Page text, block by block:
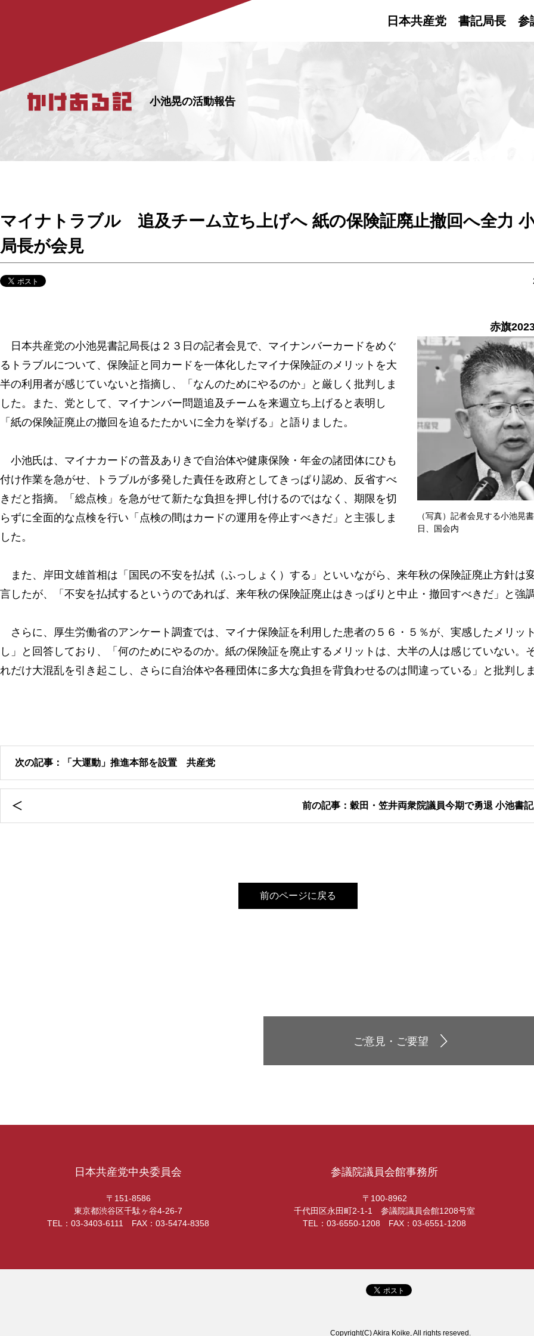
日本共産党 書記局長 参
小池晃の活動報告
マイナトラブル 追及チーム立ち上げへ 紙の保険証廃止撤回へ全力
局長が会見
赤旗
（写真）記者会見する小池晃
日、国会内
日本共産党の小池晃書記局長は２３日の記者会見で、マイナンバーカードをめぐ
るトラブルについて、保険証と同カードを一体化したマイナ保険証のメリットを大
半の利用者が感じていないと指摘し、「なんのためにやるのか」と厳しく批判しま
した。また、党として、マイナンバー問題追及チームを来週立ち上げると表明し
「紙の保険証廃止の撤回を迫るたたかいに全力を挙げる」と語りました。
小池氏は、マイナカードの普及ありきで自治体や健康保険・年金の諸団体にひも
付け作業を急がせ、トラブルが多発した責任を政府としてきっぱり認め、反省すべ
きだと指摘。「総点検」を急がせて新たな負担を押し付けるのではなく、期限を切
らずに全面的な点検を行い「点検の間はカードの運用を停止すべきだ」と主張しま
した。
また、岸田文雄首相は「国民の不安を払拭（ふっしょく）する」といいながら、来年秋の保険証廃止方針は
言したが、「不安を払拭するというのであれば、来年秋の保険証廃止はきっぱりと中止・撤回すべきだ」と強
さらに、厚生労働省のアンケート調査では、マイナ保険証を利用した患者の５６・５％が、実感したメリッ
し」と回答しており、「何のためにやるのか。紙の保険証を廃止するメリットは、大半の人は感じていない。
れだけ大混乱を引き起こし、さらに自治体や各種団体に多大な負担を背負わせるのは間違っている」と批判しま
次の記事：「大運動」推進本部を設置 共産党
前の記事：穀田・笠井両衆院議員今期で勇退 小池書
前のページに戻る
ご意見・ご要望
日本共産党中央委員会
〒151-8586
東京都渋谷区千駄ヶ谷4-26-7
TEL：03-3403-6111 FAX：03-5474-8358
参議院議員会館事務所
〒100-8962
千代田区永田町2-1-1 参議院議員会館1208号室
TEL：03-6550-1208 FAX：03-6551-1208
Copyright(C) Akira Koike, All rights reseved.